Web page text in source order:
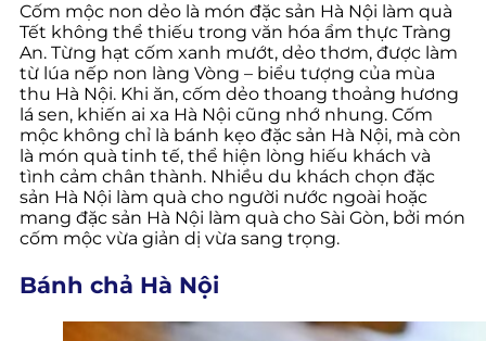
Cốm mộc non dẻo là món đặc sản Hà Nội làm quà
Tết không thể thiếu trong văn hóa ẩm thực Tràng
An. Từng hạt cốm xanh mướt, dẻo thơm, được làm
từ lúa nếp non làng Vòng – biểu tượng của mùa
thu Hà Nội. Khi ăn, cốm dẻo thoang thoảng hương
lá sen, khiến ai xa Hà Nội cũng nhớ nhung. Cốm
mộc không chỉ là bánh kẹo đặc sản Hà Nội, mà còn
là món quà tinh tế, thể hiện lòng hiếu khách và
tình cảm chân thành. Nhiều du khách chọn đặc
sản Hà Nội làm quà cho người nước ngoài hoặc
mang đặc sản Hà Nội làm quà cho Sài Gòn, bởi món
cốm mộc vừa giản dị vừa sang trọng.
Bánh chả Hà Nội